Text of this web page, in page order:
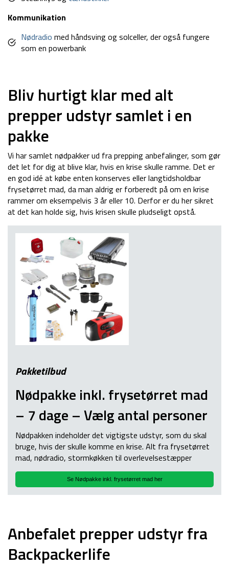
Kommunikation
Nødradio med håndsving og solceller, der også fungere
som en powerbank
Bliv hurtigt klar med alt
prepper udstyr samlet i en
pakke
Vi har samlet nødpakker ud fra prepping anbefalinger, som gør
det let for dig at blive klar, hvis en krise skulle ramme. Det er
en god idé at købe enten konserves eller langtidsholdbar
frysetørret mad, da man aldrig er forberedt på om en krise
rammer om eksempelvis 3 år eller 10. Derfor er du her sikret
at det kan holde sig, hvis krisen skulle pludseligt opstå.
Pakketilbud
Nødpakke inkl. frysetørret mad
– 7 dage – Vælg antal personer
Nødpakken indeholder det vigtigste udstyr, som du skal
bruge, hvis der skulle komme en krise. Alt fra frysetørret
mad, nødradio, stormkøkken til overlevelsestæpper
Se Nødpakke inkl. frysetørret mad her
Anbefalet prepper udstyr fra
Backpackerlife